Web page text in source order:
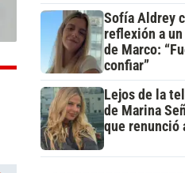
Sofía Aldrey
reflexión a
de Marco:
confiar”
Lejos de la
de Marina
que renunció